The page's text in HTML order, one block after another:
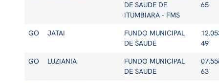
DE SAUDE DE
ITUMBIARA - FMS
65
GO JATAI
FUNDO MUNICIPAL
DE SAUDE
49
GO LUZIANIA
FUNDO MUNICIPAL
DE SAUDE
63